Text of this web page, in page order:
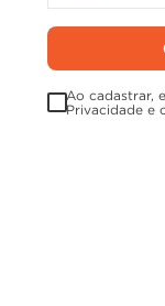
Ao cadastrar,
Privacidade e